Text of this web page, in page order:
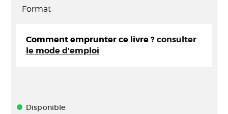
Format
Comment emprunter ce livre ? consulter
le mode d'emploi
Disponible